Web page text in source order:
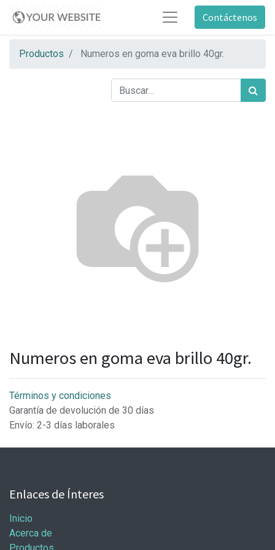
Contáctenos
Productos Numeros en goma eva brillo 40gr.
Numeros en goma eva brillo 40gr.
Términos y condiciones
Garantía de devolución de 30 días
Envío: 2-3 días laborales
Enlaces de Ínteres
Inicio
Acerca de